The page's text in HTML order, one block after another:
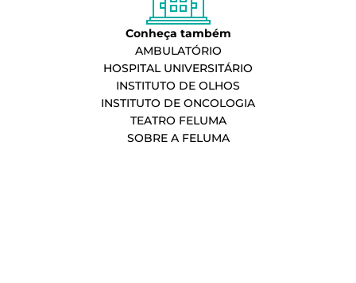
Conheça também
AMBULATÓRIO
HOSPITAL UNIVERSITÁRIO
INSTITUTO DE OLHOS
INSTITUTO DE ONCOLOGIA
TEATRO FELUMA
SOBRE A FELUMA